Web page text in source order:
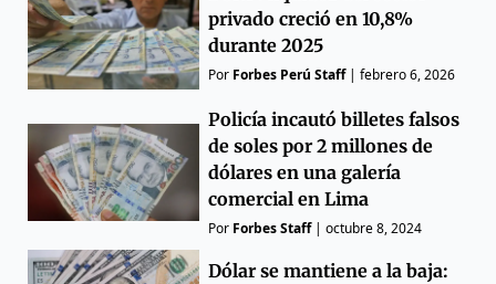
privado creció en 10,8%
durante 2025
Por Forbes Perú Staff|febrero 6, 2026
Policía incautó billetes falsos
de soles por 2 millones de
dólares en una galería
comercial en Lima
Por Forbes Staff|octubre 8, 2024
Dólar se mantiene a la baja: